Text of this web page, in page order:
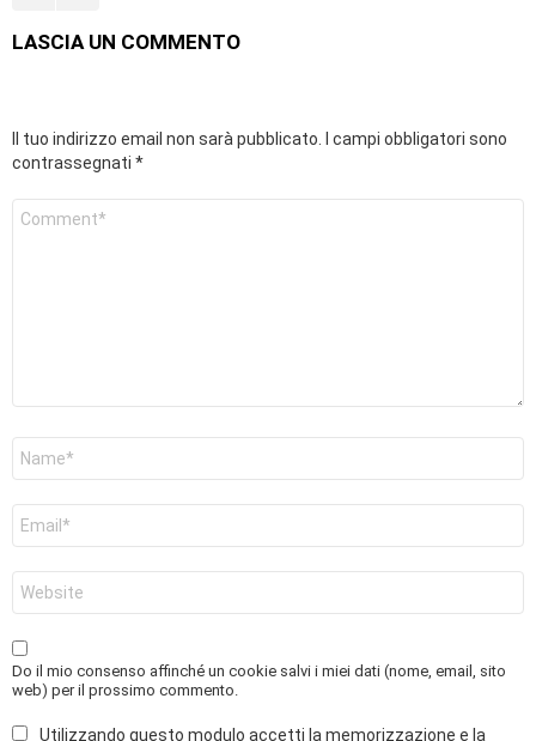
LASCIA UN COMMENTO
Il tuo indirizzo email non sarà pubblicato.
I campi obbligatori sono
contrassegnati *
Commento
web
Do il mio consenso affinché un cookie salvi i miei dati (nome, email, sito
web) per il prossimo commento.
Utilizzando questo modulo accetti la memorizzazione e la